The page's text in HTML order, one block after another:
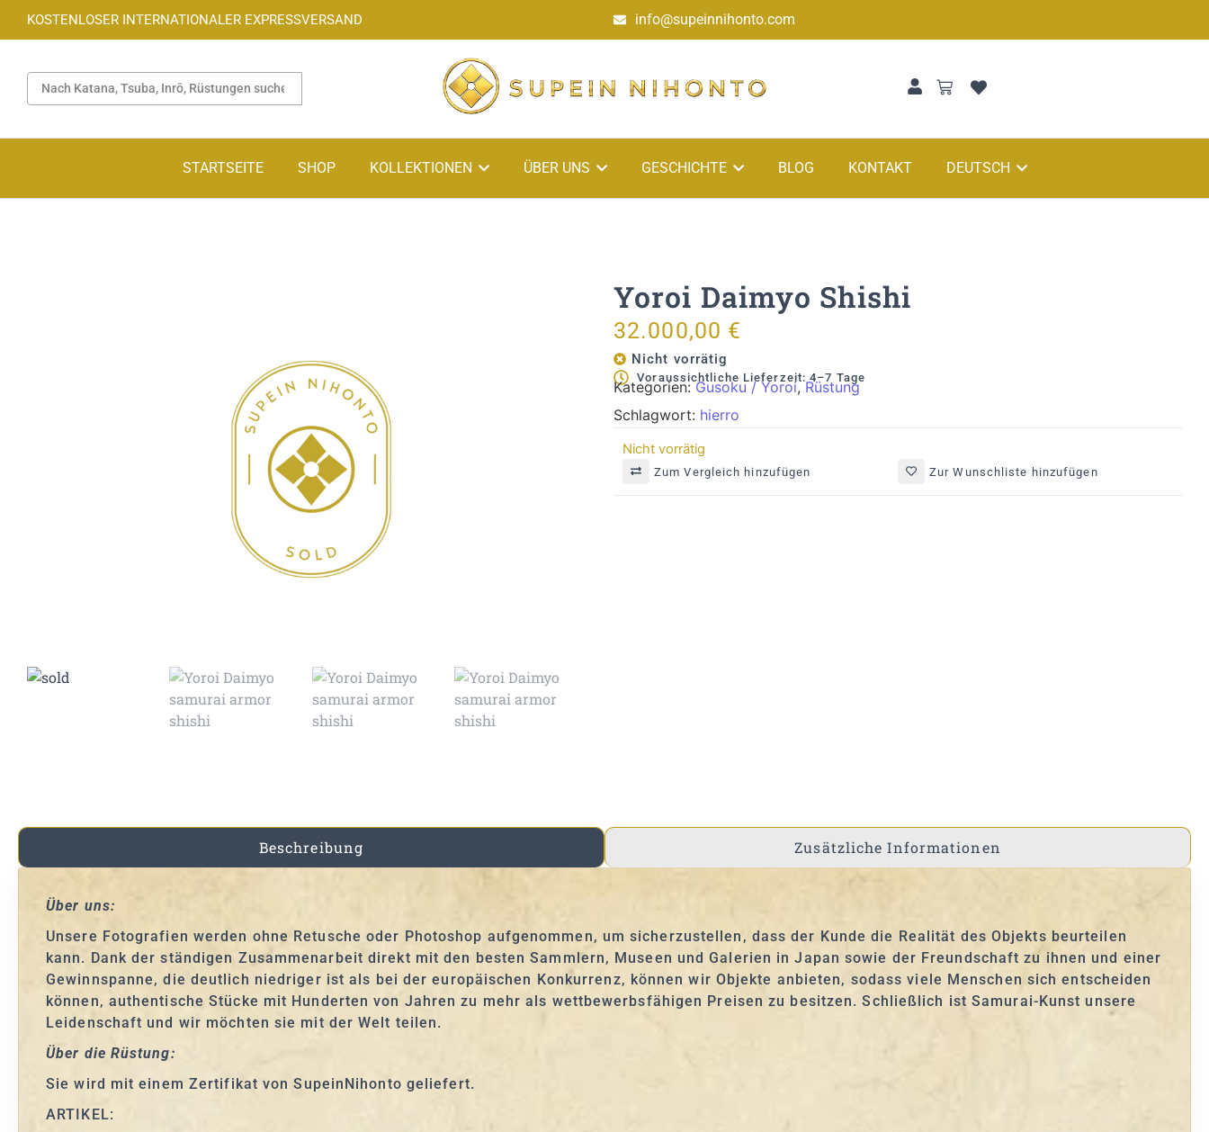
KOSTENLOSER INTERNATIONALER EXPRESSVERSAND info@supeinnihonto.com
STARTSEITE SHOP KOLLEKTIONEN ÜBER UNS GESCHICHTE BLOG KONTAKT DEUTSCH
Yoroi Daimyo Shishi
32.000,00 €
Nicht vorrätig
Voraussichtliche Lieferzeit: 4–7 Tage
Kategorien:Gusoku / Yoroi,Rüstung
Schlagwort: hierro
Nicht vorrätig
Zum Vergleich hinzufügen Zur Wunschliste hinzufügen
Beschreibung Zusätzliche Informationen
Über uns:
Unsere Fotografien werden ohne Retusche oder Photoshop aufgenommen, um sicherzustellen, dass der Kunde die Realität des Objekts beurteilen
kann. Dank der ständigen Zusammenarbeit direkt mit den besten Sammlern, Museen und Galerien in Japan sowie der Freundschaft zu ihnen und einer
Gewinnspanne, die deutlich niedriger ist als bei der europäischen Konkurrenz, können wir Objekte anbieten, sodass viele Menschen sich entscheiden
können, authentische Stücke mit Hunderten von Jahren zu mehr als wettbewerbsfähigen Preisen zu besitzen. Schließlich ist Samurai-Kunst unsere
Leidenschaft und wir möchten sie mit der Welt teilen.
Über die Rüstung:
Sie wird mit einem Zertifikat von SupeinNihonto geliefert.
ARTIKEL: